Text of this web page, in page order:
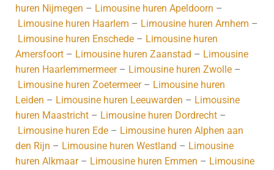
huren Nijmegen – Limousine huren Apeldoorn –
Limousine huren Haarlem – Limousine huren Arnhem –
Limousine huren Enschede – Limousine huren
Amersfoort – Limousine huren Zaanstad – Limousine
huren Haarlemmermeer– Limousine huren Zwolle –
Limousine huren Zoetermeer– Limousine huren
Leiden – Limousine huren Leeuwarden – Limousine
huren Maastricht – Limousine huren Dordrecht –
Limousine huren Ede – Limousine huren Alphen aan
den Rijn – Limousine huren Westland – Limousine
huren Alkmaar– Limousine huren Emmen – Limousine